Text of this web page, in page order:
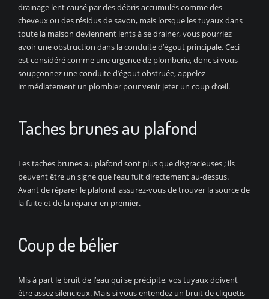
drainage lent causé par des débris accumulés comme des
cheveux ou des résidus de savon, mais lorsque les tuyaux dans
toute la maison deviennent lents à se drainer, vous pourriez
avoir une obstruction dans la conduite d’égout principale. Ceci
est considéré comme une urgence de plomberie, donc si vous
soupçonnez une conduite d’égout obstruée, appelez
immédiatement un plombier pour venir jeter un coup d’œil.
Taches brunes au plafond
Les taches brunes au plafond sont plus que disgracieuses ; ils
peuvent être un signe que l’eau fuit directement au-dessus.
Avant de réparer le plafond, assurez-vous de trouver la source de
la fuite et de la réparer en premier.
Coup de bélier
Mis à part le bruit de l’eau qui se précipite, vos tuyaux doivent
être assez silencieux. Mais si vous entendez un bruit de cliquetis